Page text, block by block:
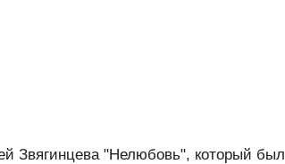
Звягинцева "Нелюбовь", который был